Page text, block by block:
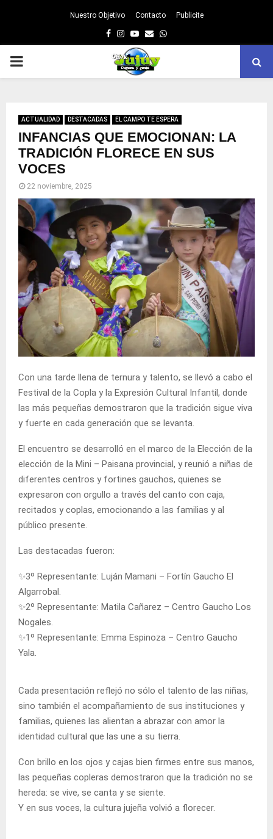
Nuestro Objetivo Contacto Publicite
Facebook
Instagram
Youtube
EmailWhatsapp
PRIMARY
ACTUALIDAD DESTACADAS EL CAMPO TE ESPERA
INFANCIAS QUE EMOCIONAN: LA
TRADICIÓN FLORECE EN SUS
VOCES
22 noviembre, 2025
Con una tarde llena de ternura y talento, se llevó a cabo el
Festival de la Copla y la Expresión Cultural Infantil, donde
las más pequeñas demostraron que la tradición sigue viva
y fuerte en cada generación que se levanta.
El encuentro se desarrolló en el marco de la Elección de la
elección de la Mini – Paisana provincial, y reunió a niñas de
diferentes centros y fortines gauchos, quienes se
expresaron con orgullo a través del canto con caja,
recitados y coplas, emocionando a las familias y al
público presente.
Las destacadas fueron:
✨3º Representante: Luján Mamani – Fortín Gaucho El
Algarrobal.
✨2º Representante: Matila Cañarez – Centro Gaucho Los
Nogales.
✨1º Representante: Emma Espinoza – Centro Gaucho
Yala.
Cada presentación reflejó no sólo el talento de las niñas,
sino también el acompañamiento de sus instituciones y
familias, quienes las alientan a abrazar con amor la
identidad cultural que las une a su tierra.
Con brillo en los ojos y cajas bien firmes entre sus manos,
las pequeñas copleras demostraron que la tradición no se
hereda: se vive, se canta y se siente.
Y en sus voces, la cultura jujeña volvió a florecer.